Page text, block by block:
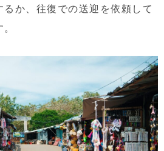
るか、往復での送迎を依頼して